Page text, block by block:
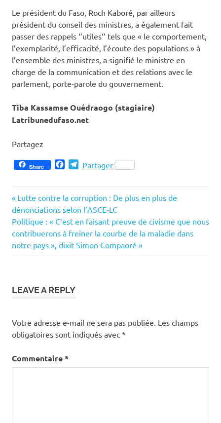
Le président du Faso, Roch Kaboré, par ailleurs
président du conseil des ministres, a également fait
passer des rappels ‘’utiles’’ tels que « le comportement,
l’exemplarité, l’efficacité, l’écoute des populations » à
l’ensemble des ministres, a signifié le ministre en
charge de la communication et des relations avec le
parlement, porte-parole du gouvernement.
Tiba Kassamse Ouédraogo (stagiaire)
Latribunedufaso.net
Partagez
Share FacebookTelegram
Partager
Navigation
de
l’article
Previous
Post:
Lutte contre la corruption : De plus en plus de
dénonciations selon l’ASCE-LC
Next
Post:
Politique : « C’est en faisant preuve de civisme que nous
contribuerons à freiner la courbe de la maladie dans
notre pays », dixit Simon Compaoré
LEAVE A REPLY
Votre adresse e-mail ne sera pas publiée. Les champs
obligatoires sont indiqués avec *
Commentaire*